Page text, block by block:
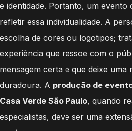
e identidade. Portanto, um evento
refletir essa individualidade. A
escolha de cores ou logotipos;
experiência que ressoe com o
mensagem certa e que deixe uma
duradoura. A produção de
Casa Verde São Paulo, quando
especialistas, deve ser uma